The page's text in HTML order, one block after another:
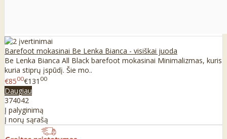
Barefoot mokasinai Be Lenka Bianca - visiškai juoda
Be Lenka Bianca All Black barefoot mokasinai Minimalizmas, kuris
kuria stiprų įspūdį. Šie mo..
€8500€131 00
Daugiau
374042
Į palyginimą
Į norų sąrašą